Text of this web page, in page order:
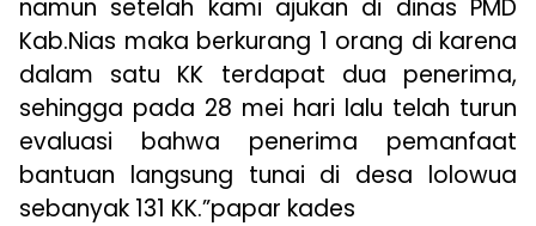
namun setelah kami ajukan di dinas PMD
Kab.Nias maka berkurang 1 orang di karena
dalam satu KK terdapat dua penerima,
sehingga pada 28 mei hari lalu telah turun
evaluasi bahwa penerima pemanfaat
bantuan langsung tunai di desa lolowua
sebanyak 131 KK.”papar kades